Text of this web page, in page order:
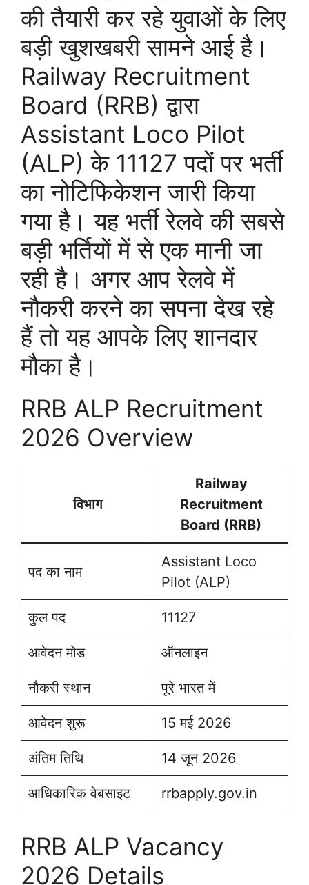
की तैयारी कर रहे युवाओं के लिए
बड़ी खुशखबरी सामने आई है।
Railway Recruitment
Board (RRB) द्वारा
Assistant Loco Pilot
(ALP) के 11127 पदों पर भर्ती
का नोटिफिकेशन जारी किया
गया है। यह भर्ती रेलवे की सबसे
बड़ी भर्तियों में से एक मानी जा
रही है। अगर आप रेलवे में
नौकरी करने का सपना देख रहे
हैं तो यह आपके लिए शानदार
मौका है।
RRB ALP Recruitment
2026 Overview
विभाग
Railway
Recruitment
Board (RRB)
पद का नाम
Assistant Loco
Pilot (ALP)
कुल पद 11127
आवेदन मोड ऑनलाइन
नौकरी स्थान पूरे भारत में
आवेदन शुरू 15 मई 2026
अंतिम तिथि 14 जून 2026
आधिकारिक वेबसाइट rrbapply.gov.in
RRB ALP Vacancy
2026 Details